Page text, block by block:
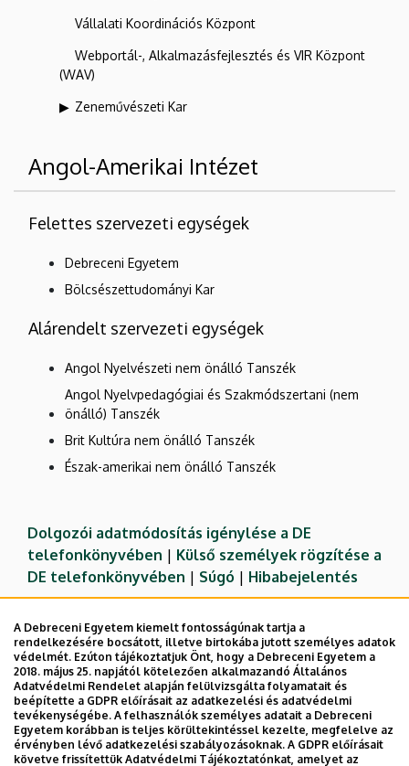
Vállalati Koordinációs Központ
Webportál-, Alkalmazásfejlesztés és VIR Központ
(WAV)
Zeneművészeti Kar
Angol-Amerikai Intézet
Felettes szervezeti egységek
Debreceni Egyetem
Bölcsészettudományi Kar
Alárendelt szervezeti egységek
Angol Nyelvészeti nem önálló Tanszék
Angol Nyelvpedagógiai és Szakmódszertani (nem
önálló) Tanszék
Brit Kultúra nem önálló Tanszék
Észak-amerikai nem önálló Tanszék
Dolgozói adatmódosítás igénylése a DE
telefonkönyvében | Külső személyek rögzítése a
DE telefonkönyvében | Súgó | Hibabejelentés
A Debreceni Egyetem kiemelt fontosságúnak tartja a
rendelkezésére bocsátott, illetve birtokába jutott személyes adatok
védelmét. Ezúton tájékoztatjuk Önt, hogy a Debreceni Egyetem a
2018. május 25. napjától kötelezően alkalmazandó Általános
Adatvédelmi Rendelet alapján felülvizsgálta folyamatait és
beépítette a GDPR előírásait az adatkezelési és adatvédelmi
tevékenységébe. A felhasználók személyes adatait a Debreceni
Egyetem korábban is teljes körültekintéssel kezelte, megfelelve az
érvényben lévő adatkezelési szabályozásoknak. A GDPR előírásait
követve frissítettük Adatvédelmi Tájékoztatónkat, amelyet az